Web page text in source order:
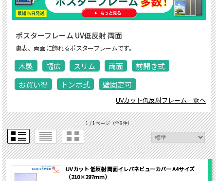
ポスターフレーム UV低反射 両面
裏表、両面に飾れるポスターフレームです。
木製 幅広 スリム 両面
前開き式
お買い得
トンボ式 壁固定可
UVカット低反射フレーム一覧へ
1 / 1ページ（全8件）
UVカット 低反射 両面イレパネビューカバー A4サイズ
（210×297mm）